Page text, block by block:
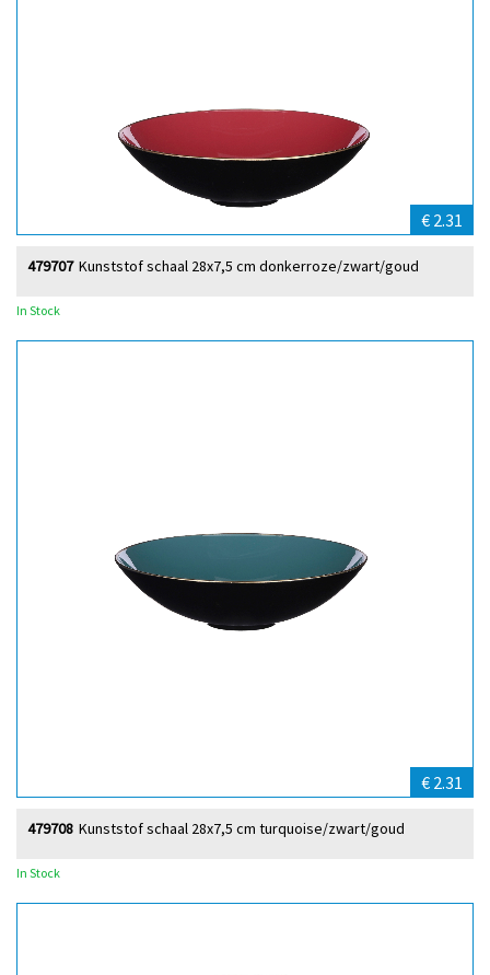
€ 2.31
Kunststof schaal 28x7,5 cm donkerroze/zwart/goud
479707
In Stock
€ 2.31
Kunststof schaal 28x7,5 cm turquoise/zwart/goud
479708
In Stock